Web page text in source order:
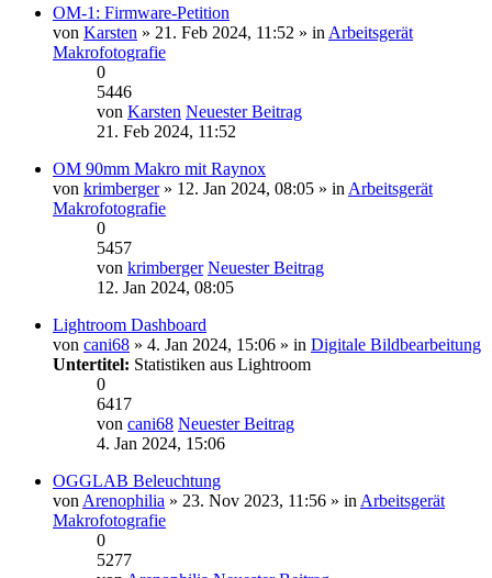
OM-1: Firmware-Petition
von Karsten » 21. Feb 2024, 11:52 » in Arbeitsgerät
Makrofotografie
0
5446
von Karsten Neuester Beitrag
21. Feb 2024, 11:52
OM 90mm Makro mit Raynox
von krimberger» 12. Jan 2024, 08:05 » in Arbeitsgerät
Makrofotografie
0
5457
von krimberger Neuester Beitrag
12. Jan 2024, 08:05
Lightroom Dashboard
von cani68 » 4. Jan 2024, 15:06 » in Digitale Bildbearbeitung
Untertitel: Statistiken aus Lightroom
0
6417
von cani68 Neuester Beitrag
4. Jan 2024, 15:06
OGGLAB Beleuchtung
von Arenophilia » 23. Nov 2023, 11:56 » in Arbeitsgerät
Makrofotografie
0
5277